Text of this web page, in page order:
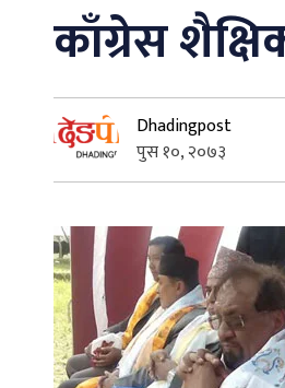
काँग्रेस
Dhadingpost
पुस १०, २०७३